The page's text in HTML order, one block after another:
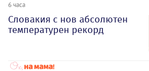
6 часа
Словакия с нов абсолютен
температурен рекорд